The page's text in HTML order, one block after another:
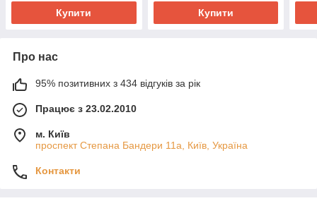
Купити Купити
Про нас
95% позитивних з 434 відгуків за рік
Працює з 23.02.2010
м. Київ
проспект Степана Бандери 11а, Київ, Україна
Контакти